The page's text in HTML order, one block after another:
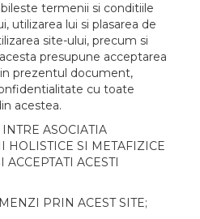
termenii si conditiile
utilizarea lui si plasarea de
site-ului, precum si
presupune acceptarea
prezentul document,
cu toate
acestea.
ASOCIATIA
HOLISTICE SI METAFIZICE
ACCEPTATI ACESTI
PRIN ACEST SITE;